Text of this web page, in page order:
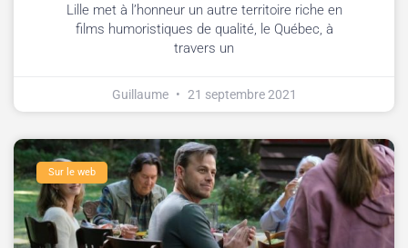
Lille met à l’honneur un autre territoire riche en
films humoristiques de qualité, le Québec, à
travers un
Guillaume 21 septembre 2021
Sur le web